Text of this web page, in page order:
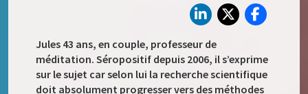
Jules 43 ans, en couple, professeur de
méditation. Séropositif depuis 2006, il s’exprime
sur le sujet car selon lui la recherche scientifique
doit absolument progresser vers des méthodes